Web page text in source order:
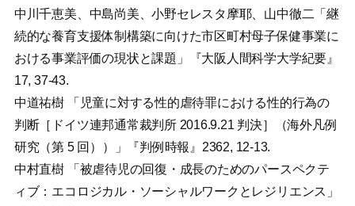
中川千恵美、中島尚美、小野セレスタ摩耶、山中徹二「継
続的な養育支援体制構築に向けた市区町村母子保健事業に
おける事業評価の現状と課題」『大阪人間科学大学紀要』
17, 37-43.
中道祐樹 「児童に対する性的虐待罪における性的行為の
判断［ドイツ連邦通常裁判所 2016.9.21 判決］（海外凡例
研究（第 5 回））」『判例時報』2362, 12-13.
中村直樹 「被虐待児の回復・成長のためのパースペクテ
ィブ：エコロジカル・ソーシャルワークとレジリエンス」